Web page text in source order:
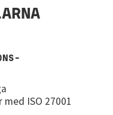
ISO 27001